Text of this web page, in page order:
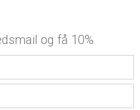
og få 10%